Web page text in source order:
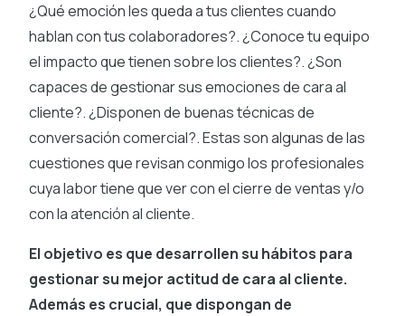
¿Qué emoción les queda a tus clientes cuando
hablan con tus colaboradores?. ¿Conoce tu equipo
el impacto que tienen sobre los clientes?. ¿Son
capaces de gestionar sus emociones de cara al
cliente?. ¿Disponen de buenas técnicas de
conversación comercial?. Estas son algunas de las
cuestiones que revisan conmigo los profesionales
cuya labor tiene que ver con el cierre de ventas y/o
con la atención al cliente.
El objetivo es que desarrollen su hábitos para
gestionar su mejor actitud de cara al cliente.
Además es crucial, que dispongan de